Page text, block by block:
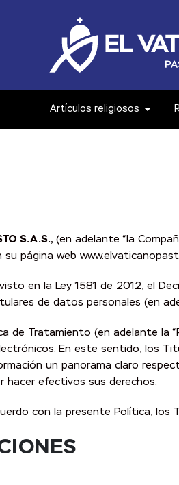
Artículos religiosos
S.A.S., (en adelante “la
su página web
en la Ley 1581 de 2012, el
de datos personales (en
de Tratamiento (en adelante la
En este sentido, los
un panorama claro
hacer efectivos sus derechos.
con la presente Política, los